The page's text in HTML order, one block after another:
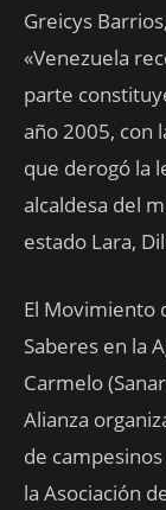
Greicys
«Venezuela
parte
año 2005, con
que derogó la
alcaldesa del
estado Lara,
El Movimiento
Saberes en la
Carmelo
Alianza
de
la Asociación